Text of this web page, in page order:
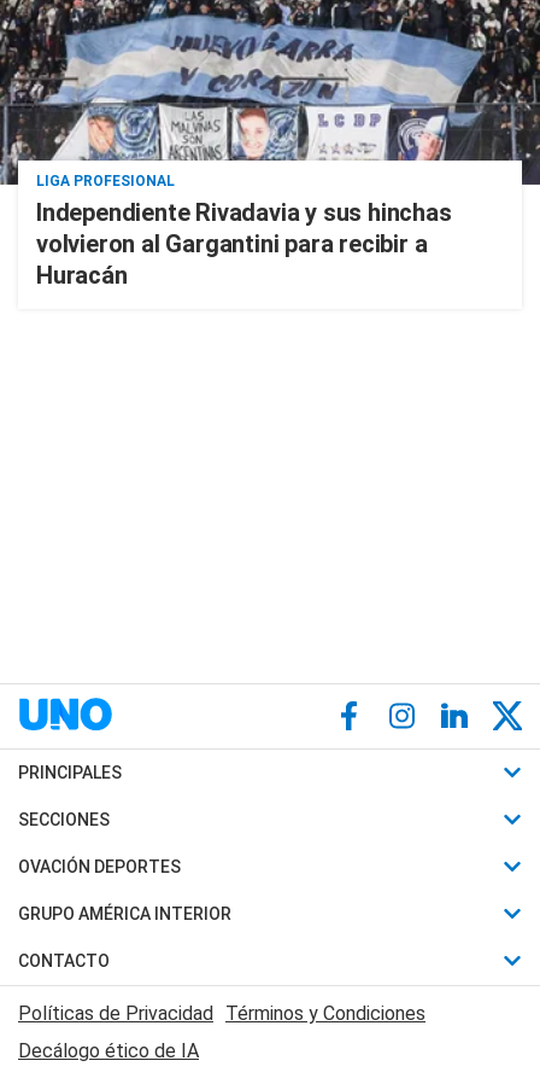
LIGA PROFESIONAL
Independiente Rivadavia y sus hinchas
volvieron al Gargantini para recibir a
Huracán
PRINCIPALES
Últimas Noticias
Política
Judiciales
Economia
SECCIONES
Horóscopo
Motores
Trucos caseros
Series y Películas
Edictos y Solicitadas
OVACIÓN DEPORTES
Fútbol
Mundial
Automovilismo
Rugby
Tenis
GRUPO AMÉRICA INTERIOR
Canal 7 en Vivo
CONTACTO
Acerca de Nosotros
Contactanos
Políticas de Privacidad Términos y Condiciones
Decálogo ético de IA